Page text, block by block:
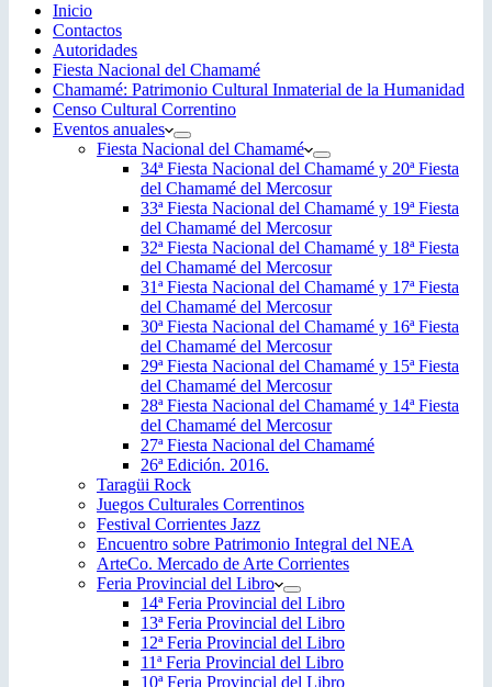
Inicio
Contactos
Autoridades
Fiesta Nacional del Chamamé
Chamamé: Patrimonio Cultural Inmaterial de la Humanidad
Censo Cultural Correntino
Eventos anuales
Fiesta Nacional del Chamamé
34ª Fiesta Nacional del Chamamé y 20ª Fiesta
del Chamamé del Mercosur
33ª Fiesta Nacional del Chamamé y 19ª Fiesta
del Chamamé del Mercosur
32ª Fiesta Nacional del Chamamé y 18ª Fiesta
del Chamamé del Mercosur
31ª Fiesta Nacional del Chamamé y 17ª Fiesta
del Chamamé del Mercosur
30ª Fiesta Nacional del Chamamé y 16ª Fiesta
del Chamamé del Mercosur
29ª Fiesta Nacional del Chamamé y 15ª Fiesta
del Chamamé del Mercosur
28ª Fiesta Nacional del Chamamé y 14ª Fiesta
del Chamamé del Mercosur
27ª Fiesta Nacional del Chamamé
26ª Edición. 2016.
Taragüi Rock
Juegos Culturales Correntinos
Festival Corrientes Jazz
Encuentro sobre Patrimonio Integral del NEA
ArteCo. Mercado de Arte Corrientes
Feria Provincial del Libro
14ª Feria Provincial del Libro
13ª Feria Provincial del Libro
12ª Feria Provincial del Libro
11ª Feria Provincial del Libro
10ª Feria Provincial del Libro